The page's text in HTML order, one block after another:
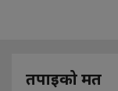
तपाइको मत